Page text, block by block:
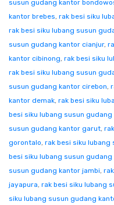
susun gudang kantor
kantor brebes, rak besi siku
rak besi siku lubang susun
susun gudang kantor cianjur,
kantor cibinong, rak besi siku
rak besi siku lubang susun
susun gudang kantor cirebon,
kantor demak, rak besi siku
besi siku lubang susun
susun gudang kantor garut,
gorontalo, rak besi siku
besi siku lubang susun
susun gudang kantor jambi,
jayapura, rak besi siku lubang
siku lubang susun gudang